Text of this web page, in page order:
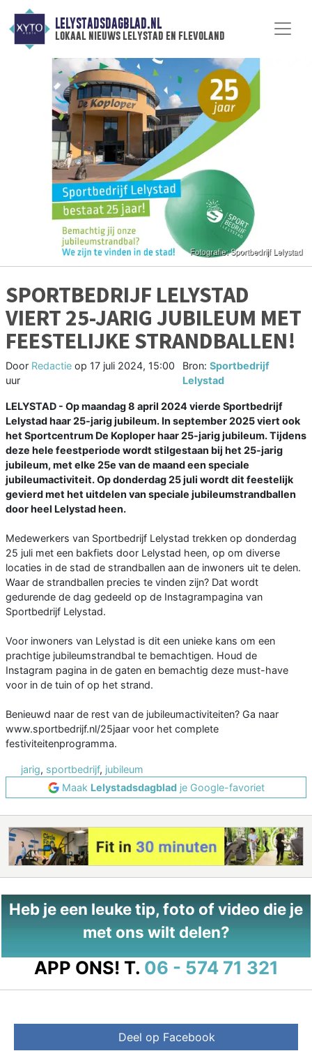
LELYSTADSDAGBLAD.NL
lokaal nieuws lelystad en flevoland
SPORTBEDRIJF LELYSTAD
VIERT 25-JARIG JUBILEUM MET
FEESTELIJKE STRANDBALLEN!
Door Redactie op 17 juli 2024, 15:00
uur
Bron: Sportbedrijf
Lelystad
LELYSTAD - Op maandag 8 april 2024 vierde Sportbedrijf
Lelystad haar 25-jarig jubileum. In september 2025 viert ook
het Sportcentrum De Koploper haar 25-jarig jubileum. Tijdens
deze hele feestperiode wordt stilgestaan bij het 25-jarig
jubileum, met elke 25e van de maand een speciale
jubileumactiviteit. Op donderdag 25 juli wordt dit feestelijk
gevierd met het uitdelen van speciale jubileumstrandballen
door heel Lelystad heen.
Medewerkers van Sportbedrijf Lelystad trekken op donderdag
25 juli met een bakfiets door Lelystad heen, op om diverse
locaties in de stad de strandballen aan de inwoners uit te delen.
Waar de strandballen precies te vinden zijn? Dat wordt
gedurende de dag gedeeld op de Instagrampagina van
Sportbedrijf Lelystad.
Voor inwoners van Lelystad is dit een unieke kans om een
prachtige jubileumstrandbal te bemachtigen. Houd de
Instagram pagina in de gaten en bemachtig deze must-have
voor in de tuin of op het strand.
Benieuwd naar de rest van de jubileumactiviteiten? Ga naar
www.sportbedrijf.nl/25jaar voor het complete
festiviteitenprogramma.
jarig, sportbedrijf, jubileum
Maak Lelystadsdagbladje Google-favoriet
Heb je een leuke tip, foto of video die je
met ons wilt delen?
APP ONS! T. 06 - 574 71 321
Deel op Facebook